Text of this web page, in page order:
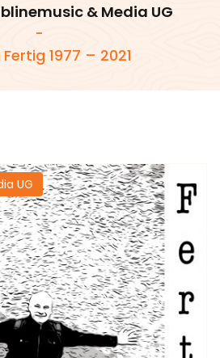
& Media UG
-
Fertig 1977 – 2021
UG